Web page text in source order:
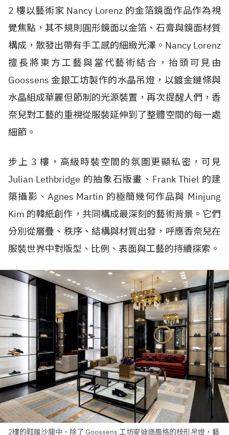
2 樓以藝術家 Nancy Lorenz 的金箔鏡面作品作為視
覺焦點，其不規則圓形鏡面以金箔、石膏與鏡面材質
構成，散發出帶有手工感的細緻光澤。Nancy Lorenz
擅長將東方工藝與當代藝術結合，抬頭可見由
Goossens 金銀工坊製作的水晶吊燈，以鍍金鏈條與
水晶組成華麗但節制的光源裝置，再次提醒人們，香
奈兒對工藝的重視從服裝延伸到了整體空間的每一處
細節。
步上 3 樓，高級時裝空間的氛圍更顯私密，可見
Julian Lethbridge 的抽象石版畫、Frank Thiel 的建
築攝影、Agnes Martin 的極簡幾何作品與 Minjung
Kim 的韓紙創作，共同構成最深刻的藝術背景。它們
分別從層疊、秩序、結構與材質出發，呼應香奈兒在
服裝世界中對版型、比例、表面與工藝的持續探索。
2樓的鞋履沙龍中，除了 Goossens 工坊麥迪遜風格的枝形吊燈，藝